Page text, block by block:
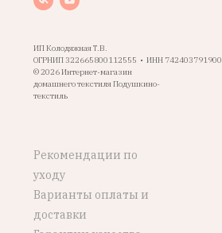
ИП Колодяжная Т.В.
ОГРНИП 322665800112555 • ИНН 742403791900
© 2026 Интернет-магазин
домашнего текстиля Подушкино-
текстиль
Рекомендации по
уходу
Варианты оплаты и
доставки